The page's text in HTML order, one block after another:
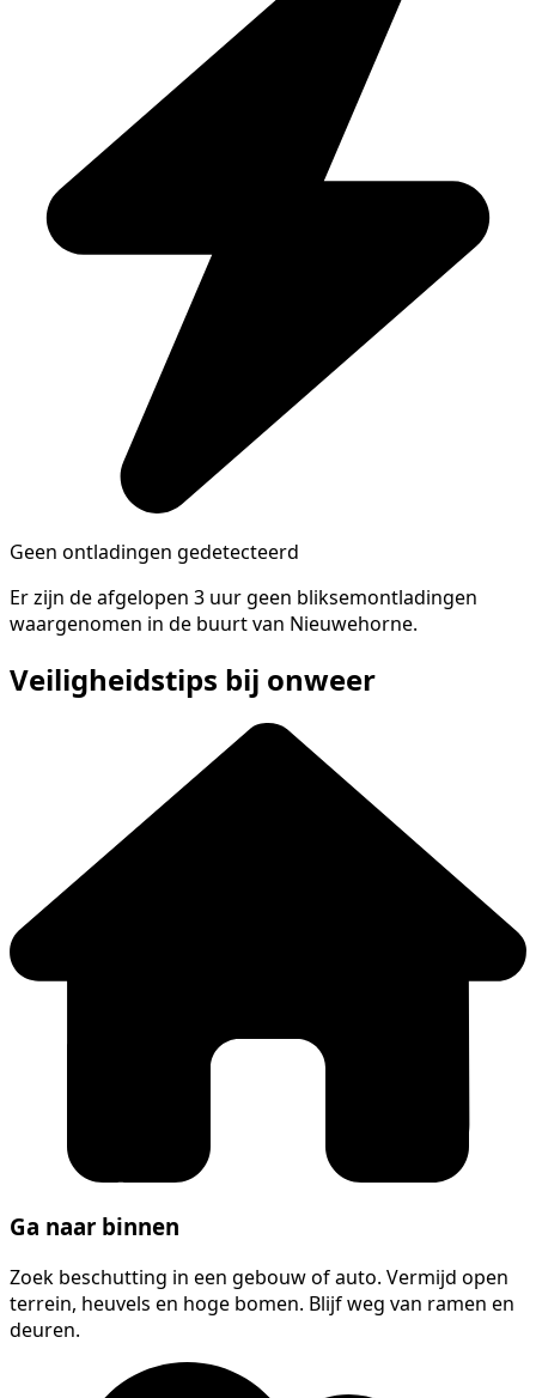
Geen ontladingen gedetecteerd
Er zijn de afgelopen 3 uur geen bliksemontladingen
waargenomen in de buurt van Nieuwehorne.
Veiligheidstips bij onweer
Ga naar binnen
Zoek beschutting in een gebouw of auto. Vermijd open
terrein, heuvels en hoge bomen. Blijf weg van ramen en
deuren.